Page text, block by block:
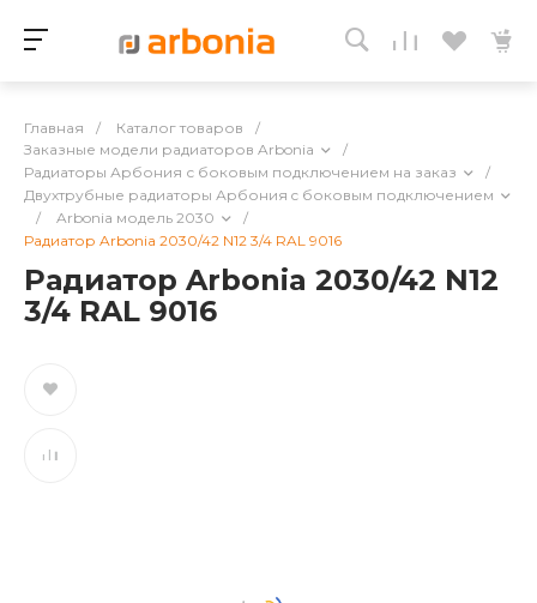
Главная / Каталог товаров
/
Заказные модели радиаторов Arbonia
/
Радиаторы Арбония с боковым подключением на заказ
/
Двухтрубные радиаторы Арбония c боковым подключением
/
Arbonia модель 2030
/
Радиатор Arbonia 2030/42 N12 3/4 RAL 9016
Радиатор Arbonia 2030/42 N12
3/4 RAL 9016